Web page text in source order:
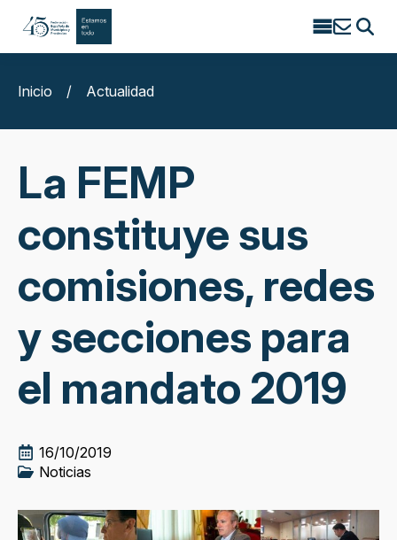
Search
Inicio
/ Actualidad
La FEMP
constituye sus
comisiones, redes
y secciones para
el mandato 2019
16/10/2019
Noticias